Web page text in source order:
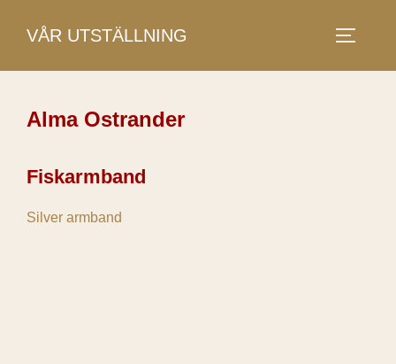
VÅR UTSTÄLLNING
Alma Ostrander
Fiskarmband
Silver armband